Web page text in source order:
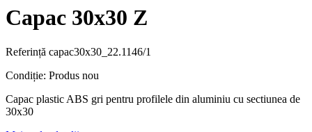
Capac 30x30 Z
Referință capac30x30_22.1146/1
Condiție: Produs nou
Capac plastic ABS gri pentru profilele din aluminiu cu sectiunea de
30x30